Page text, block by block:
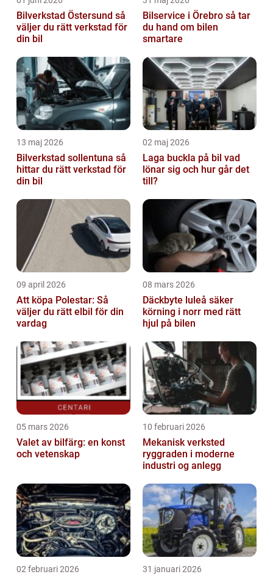
Bilverkstad Östersund så
väljer du rätt verkstad för
din bil
Bilservice i Örebro så tar
du hand om bilen
smartare
13 maj 2026
Bilverkstad sollentuna så
hittar du rätt verkstad för
din bil
02 maj 2026
Laga buckla på bil vad
lönar sig och hur går det
till?
09 april 2026
Att köpa Polestar: Så
väljer du rätt elbil för din
vardag
08 mars 2026
Däckbyte luleå säker
körning i norr med rätt
hjul på bilen
05 mars 2026
Valet av bilfärg: en konst
och vetenskap
10 februari 2026
Mekanisk verksted
ryggraden i moderne
industri og anlegg
02 februari 2026 31 januari 2026